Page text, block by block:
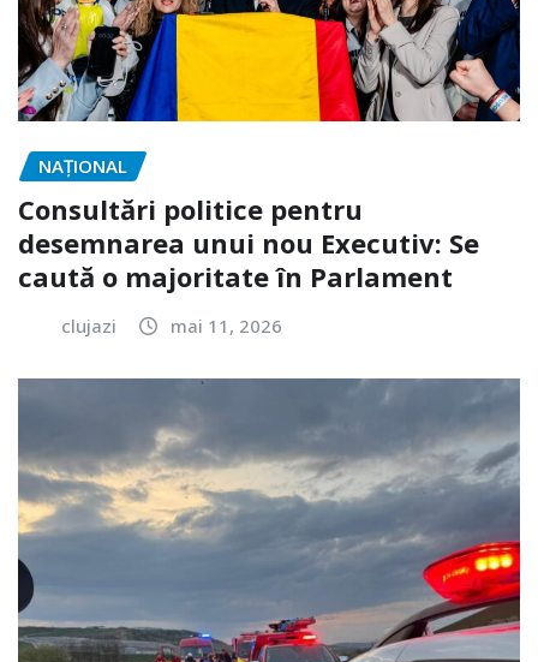
NAŢIONAL
Consultări politice pentru
desemnarea unui nou Executiv: Se
caută o majoritate în Parlament
clujazi mai 11, 2026